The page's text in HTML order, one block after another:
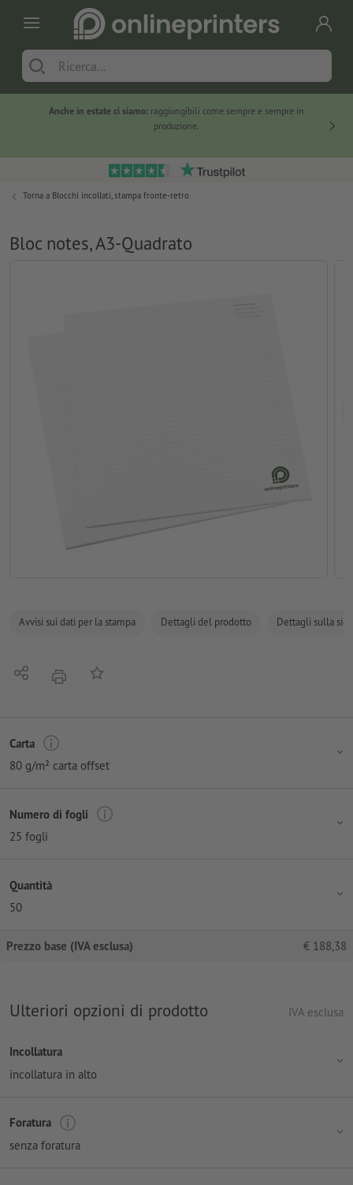
Anche in estate ci siamo: raggiungibili come sempre e sempre in
produzione.
Torna a Blocchi incollati, stampa fronte-retro
Bloc notes, A3-Quadrato
Avvisi sui dati per la stampa Dettagli del prodotto Dettagli sulla
Condividistamparealla lista preferiti
Carta
80 g/m² carta offset
Numero di fogli
25 fogli
Quantità
50
Prezzo base (IVA esclusa) € 188,38
Ulteriori opzioni di prodotto IVA esclusa
Incollatura
incollatura in alto
Foratura
senza foratura